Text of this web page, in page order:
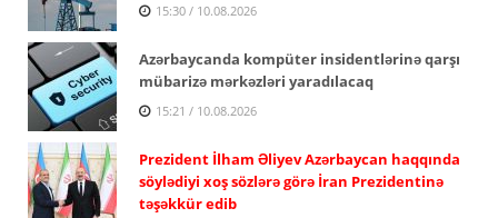
15:30 / 10.08.2026
Azərbaycanda kompüter insidentlərinə qarşı
mübarizə mərkəzləri yaradılacaq
15:21 / 10.08.2026
Prezident İlham Əliyev Azərbaycan haqqında
söylədiyi xoş sözlərə görə İran Prezidentinə
təşəkkür edib